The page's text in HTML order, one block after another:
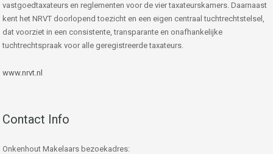
vastgoedtaxateurs en reglementen voor de vier taxateurskamers. Daarnaast
kent het NRVT doorlopend toezicht en een eigen centraal tuchtrechtstelsel,
dat voorziet in een consistente, transparante en onafhankelijke
tuchtrechtspraak voor alle geregistreerde taxateurs.
www.nrvt.nl
Contact Info
Onkenhout Makelaars bezoekadres: